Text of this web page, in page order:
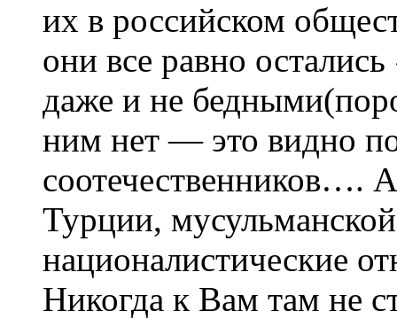
их в российском
они все равно
даже и не
ним нет — это видно
соотечественников….
Турции, мусульманской
националистические
Никогда к Вам там не